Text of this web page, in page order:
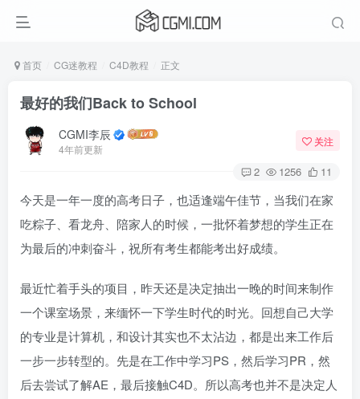
首页 CG迷教程 C4D教程 正文
最好的我们Back to School
CGMI李辰
4年前更新
关注
2 1256 11
今天是一年一度的高考日子，也适逢端午佳节，当我们在家
吃粽子、看龙舟、陪家人的时候，一批怀着梦想的学生正在
为最后的冲刺奋斗，祝所有考生都能考出好成绩。
最近忙着手头的项目，昨天还是决定抽出一晚的时间来制作
一个课室场景，来缅怀一下学生时代的时光。回想自己大学
的专业是计算机，和设计其实也不太沾边，都是出来工作后
一步一步转型的。先是在工作中学习PS，然后学习PR，然
后去尝试了解AE，最后接触C4D。所以高考也并不是决定人